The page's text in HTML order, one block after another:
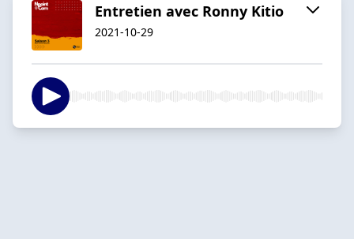
Entretien avec Ronny Kitio
2021-10-29